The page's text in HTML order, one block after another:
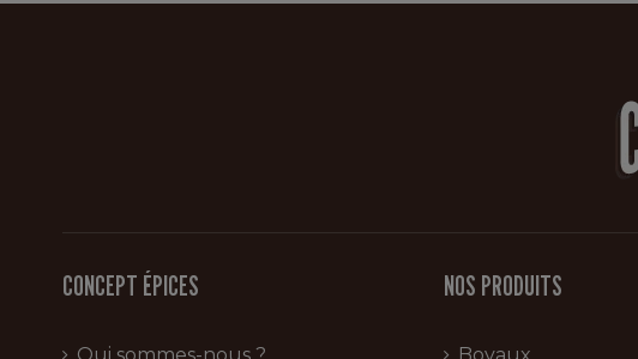
CONCEPT ÉPICES NOS PRODUITS